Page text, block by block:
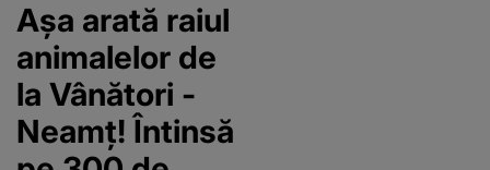
Aşa arată raiul
animalelor de
la Vânători -
Neamţ! Întinsă